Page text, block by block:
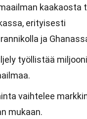
kaakaosta
erityisesti
ja
työllistää
vaihtelee
mukaan.